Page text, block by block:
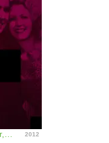
Carlos Gardel: Tango Master, Vol. 4 2012